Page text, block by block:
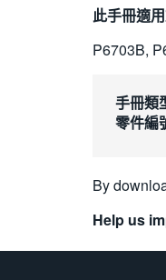
此手冊適
P6703B,
手冊類
零件編
By
Help us